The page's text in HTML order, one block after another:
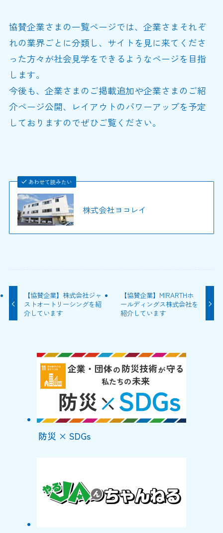
協賛企業さまの一覧ページでは、企業さまそれぞ
れの業界ごとに分類し、サイトを見に来てくださ
った方々が社会見学をできるようなページを目指
します。
今後も、企業さまのご掲載追加や企業さまのご紹
介ページ公開、レイアウトのパワーアップを予定
しておりますのでぜひご覧ください。
あわせて読みたい
株式会社ヨコレイ
【協賛企業】株式会社ジャ
ストオートリーシングを紹
介しています
【協賛企業】MIRARTHホ
ールディングス株式会社を
紹介しています
防災 × SDGs